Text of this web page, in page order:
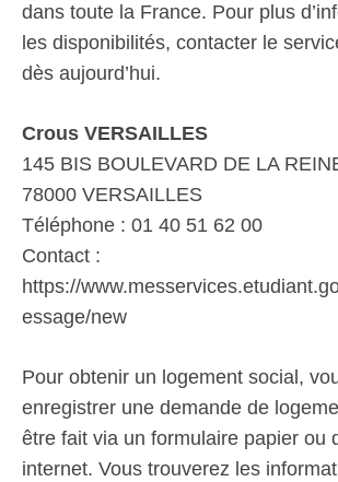
dans toute la France. Pour plus
les disponibilités, contacter le
dès aujourd’hui.
Crous VERSAILLES
145 BIS BOULEVARD DE LA
78000 VERSAILLES
Téléphone : 01 40 51 62 00
Contact :
https://
essage/new
Pour obtenir un logement social,
enregistrer une demande de
être fait via un formulaire papier ou
internet. Vous trouverez les